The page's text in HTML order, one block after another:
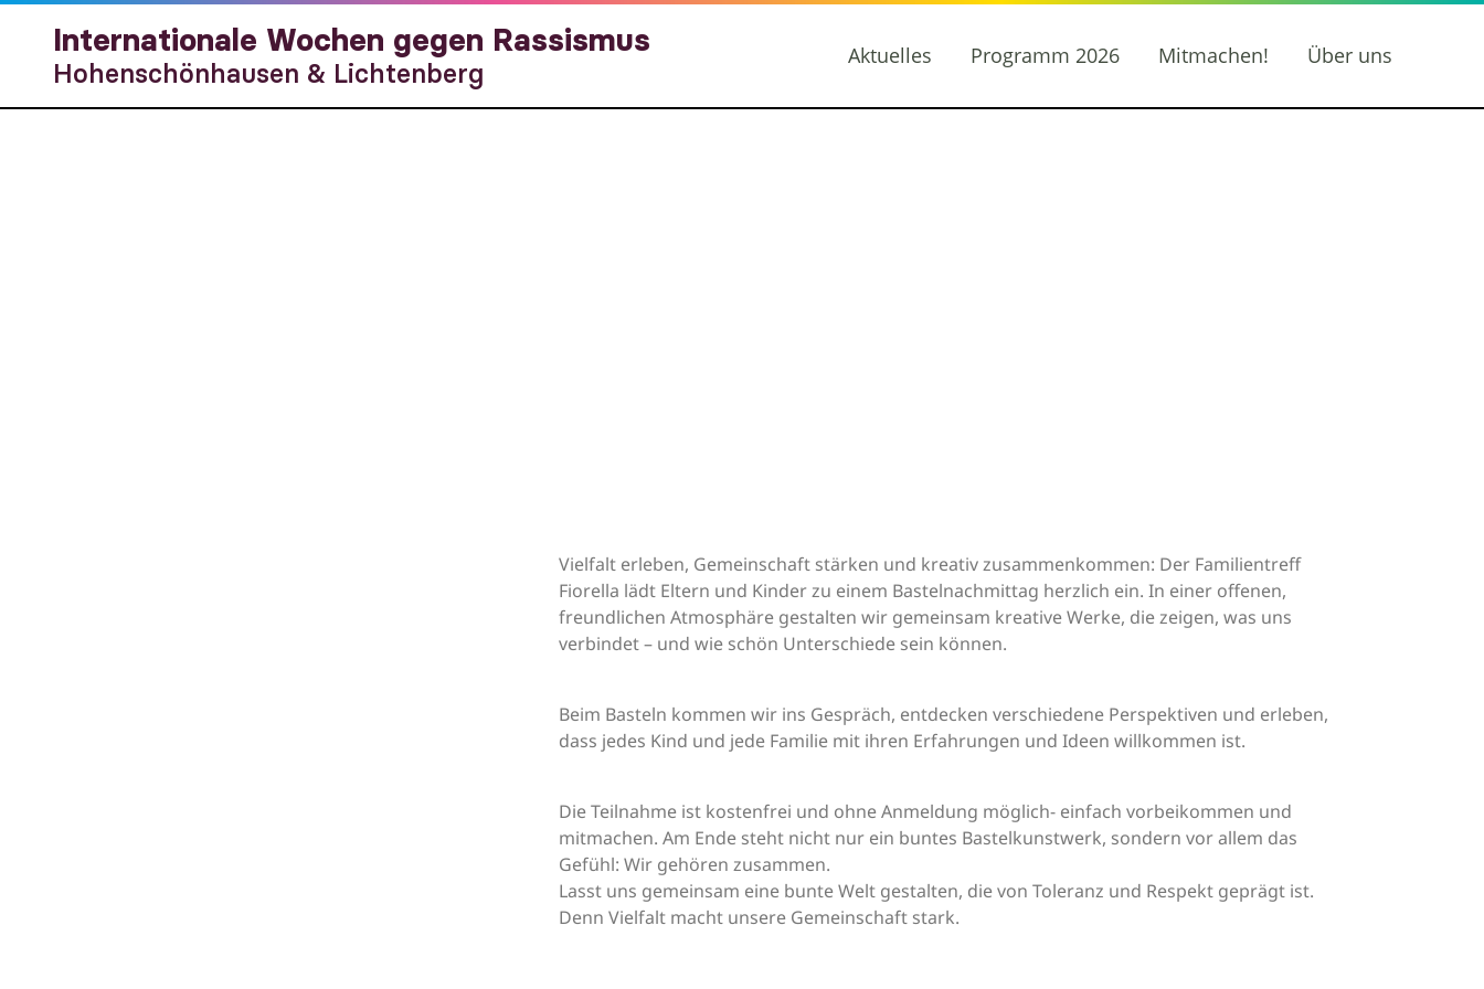
Internationale Wochen gegen Rassismus
Hohenschönhausen & Lichtenberg
Aktuelles Programm 2026 Mitmachen! Über uns
Vielfalt erleben, Gemeinschaft stärken und kreativ zusammenkommen: Der Familientreff
Fiorella lädt Eltern und Kinder zu einem Bastelnachmittag herzlich ein. In einer offenen,
freundlichen Atmosphäre gestalten wir gemeinsam kreative Werke, die zeigen, was uns
verbindet – und wie schön Unterschiede sein können.
Beim Basteln kommen wir ins Gespräch, entdecken verschiedene Perspektiven und erleben,
dass jedes Kind und jede Familie mit ihren Erfahrungen und Ideen willkommen ist.
Die Teilnahme ist kostenfrei und ohne Anmeldung möglich- einfach vorbeikommen und
mitmachen. Am Ende steht nicht nur ein buntes Bastelkunstwerk, sondern vor allem das
Gefühl: Wir gehören zusammen.
Lasst uns gemeinsam eine bunte Welt gestalten, die von Toleranz und Respekt geprägt ist.
Denn Vielfalt macht unsere Gemeinschaft stark.